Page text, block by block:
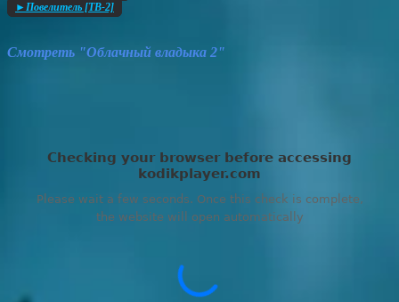
►Повелитель [ТВ-2]
Смотреть "Облачный владыка 2"